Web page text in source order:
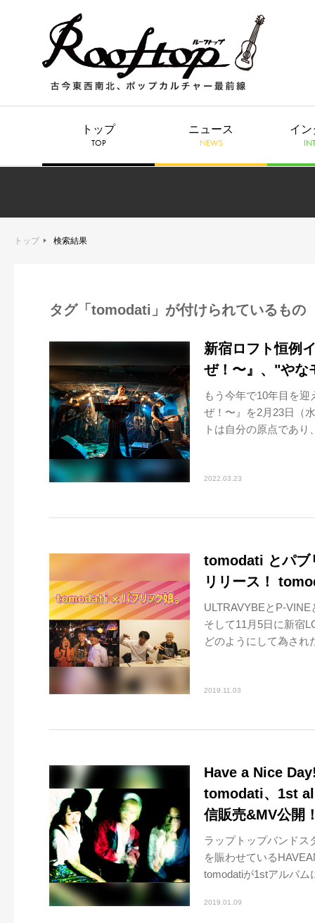
トップ
TOP
ニュース
NEWS
イン
トップ 検索結果
タグ「tomodati」が付けられているもの
新宿ロフト恒例
ぜ！〜』、"やな
もう今年で10年目を
ぜ！〜』を2月23日（
トは自分の原点であ
2022.03.23
tomodati とパブ
リリース！
ULTRAVYBEとP-
そして11月5日に新宿
どのようにして為され
2019.11.03
Have a Nice
tomodati、1st
信販売&MV公開
ラップトップバンドス
を賑わせている
tomodatiが1stアルバム
2019.01.09